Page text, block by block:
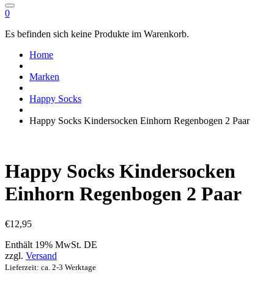
0
Es befinden sich keine Produkte im Warenkorb.
Home
Marken
Happy Socks
Happy Socks Kindersocken Einhorn Regenbogen 2 Paar
Happy Socks Kindersocken
Einhorn Regenbogen 2 Paar
€12,95
Enthält 19% MwSt. DE
zzgl. Versand
Lieferzeit: ca. 2-3 Werktage